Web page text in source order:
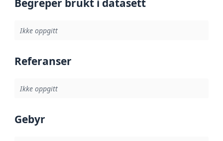
Begreper brukt i datasett
Ikke oppgitt
Referanser
Ikke oppgitt
Gebyr